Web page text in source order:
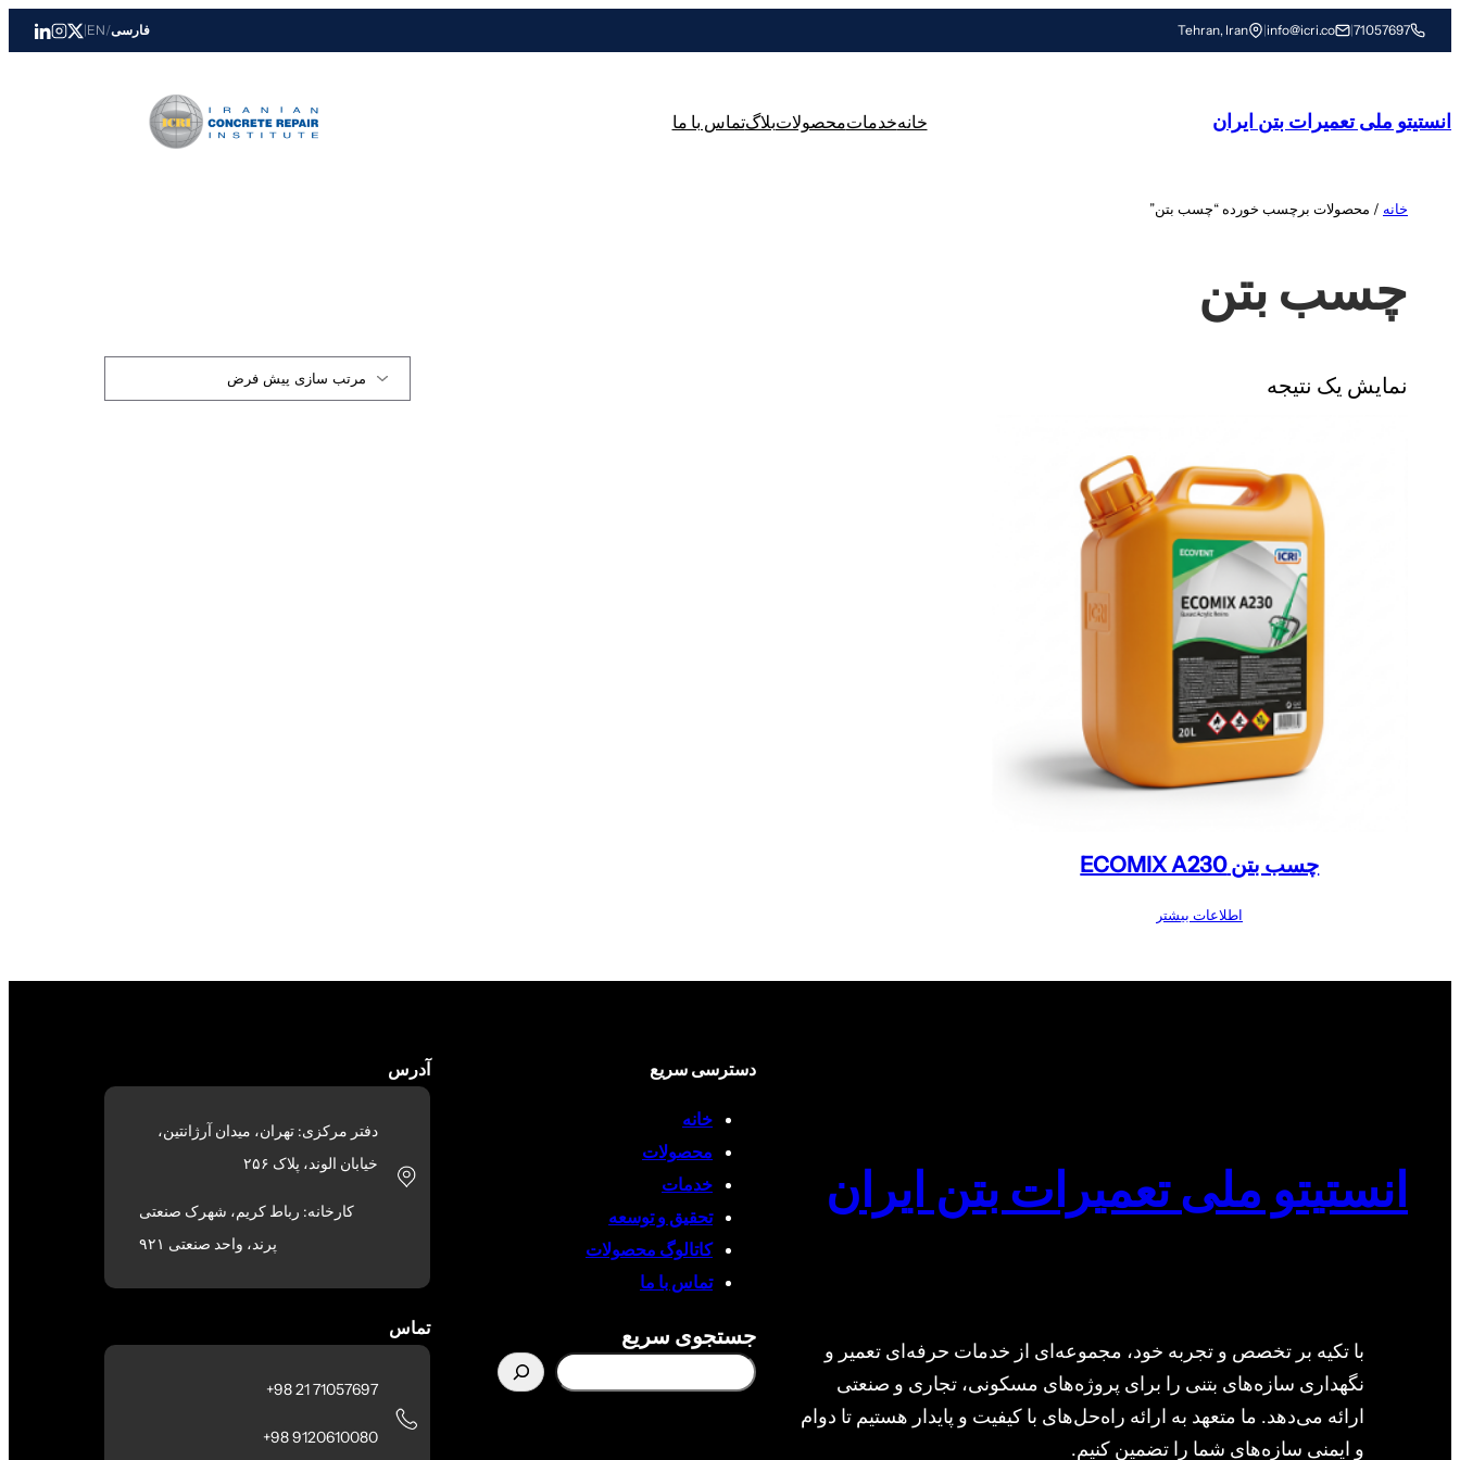
رفتن
به
71057697
|
info@icri.co
|
Tehran, Iran فارسی/
EN
|
انستیتو ملی تعمیرات بتن ایران خانهخدماتمحصولاتبلاگتماس با ما
خانه / محصولات برچسب خورده “چسب بتن”
چسب بتن
نمایش یک نتیجه
چسب بتن ECOMIX A230
اطلاعات بیشتر
انستیتو ملی تعمیرات بتن ایران
با تکیه بر تخصص و تجربه خود، مجموعه‌ای از خدمات حرفه‌ای تعمیر و
نگهداری سازه‌های بتنی را برای پروژه‌های مسکونی، تجاری و صنعتی
ارائه می‌دهد. ما متعهد به ارائه راه‌حل‌های با کیفیت و پایدار هستیم تا دوام
و ایمنی سازه‌های شما را تضمین کنیم.
دسترسی سریع
خانه
محصولات
خدمات
تحقیق و توسعه
کاتالوگ محصولات
تماس با ما
جستجوی سریع
آدرس
دفتر مرکزی: تهران، میدان آرژانتین،
خیابان الوند، پلاک ۲۵۶
کارخانه: رباط کریم، شهرک صنعتی
پرند، واحد صنعتی ۹۲۱
تماس
71057697 21 98+
9120610080 98+